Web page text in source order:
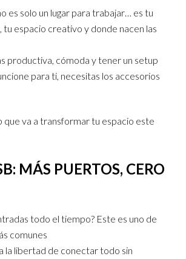
es solo un lugar para trabajar… es tu
tu espacio creativo y donde nacen las
productiva, cómoda y tener un setup
para ti, necesitas los accesorios
que va a transformar tu espacio este
MÁS PUERTOS, CERO
todo el tiempo? Este es uno de
comunes
la libertad de conectar todo sin